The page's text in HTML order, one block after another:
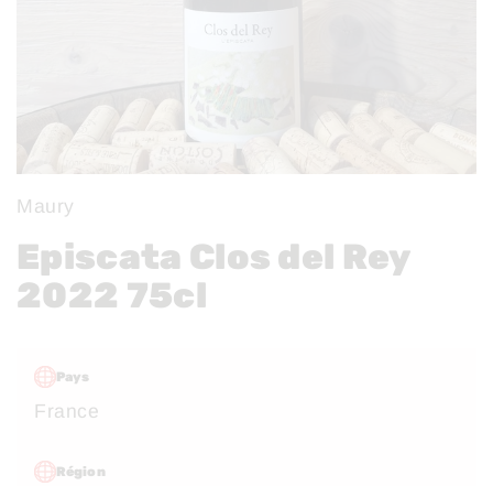
Maury
Episcata Clos del Rey
2022 75cl
Pays
France
Région